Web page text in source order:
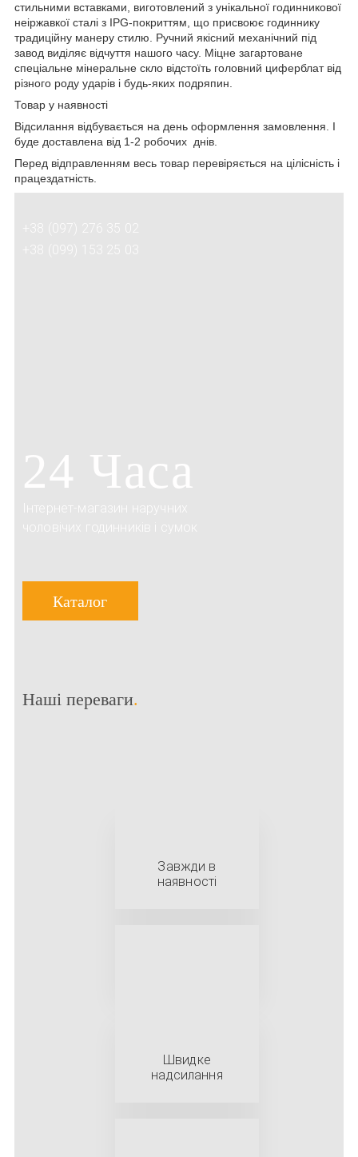
стильними вставками, виготовлений з унікальної годинникової
неіржавкої сталі з IPG-покриттям, що присвоює годиннику
традиційну манеру стилю. Ручний якісний механічний під
завод виділяє відчуття нашого часу. Міцне загартоване
спеціальне мінеральне скло відстоїть головний циферблат від
різного роду ударів і будь-яких подряпин.
Товар у наявності
Відсилання відбувається на день оформлення замовлення. І
буде доставлена від 1-2 робочих днів.
Перед відправленням весь товар перевіряється на цілісність і
працездатність.
+38 (097) 276 35 02
+38 (099) 153 25 03
24 Часа
Інтернет-магазин наручних
чоловічих годинників і сумок
Каталог
Наші переваги.
Завжди в
наявності
Швидке
надсилання